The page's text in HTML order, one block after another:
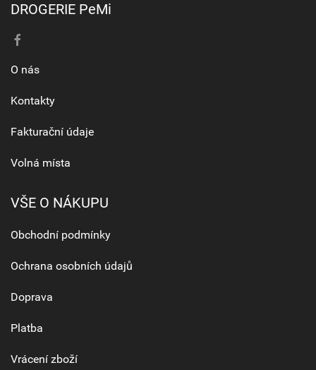
DROGERIE PeMi
O nás
Kontakty
Fakturační údaje
Volná místa
VŠE O NÁKUPU
Obchodní podmínky
Ochrana osobních údajů
Doprava
Platba
Vrácení zboží